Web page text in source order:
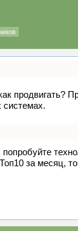
системах.
за месяц,